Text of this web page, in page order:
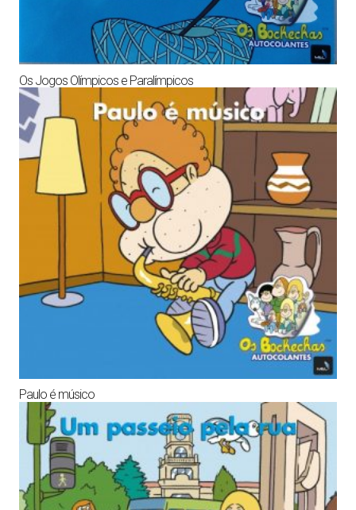
Os Jogos Olímpicos e Paralímpicos
Paulo é músico